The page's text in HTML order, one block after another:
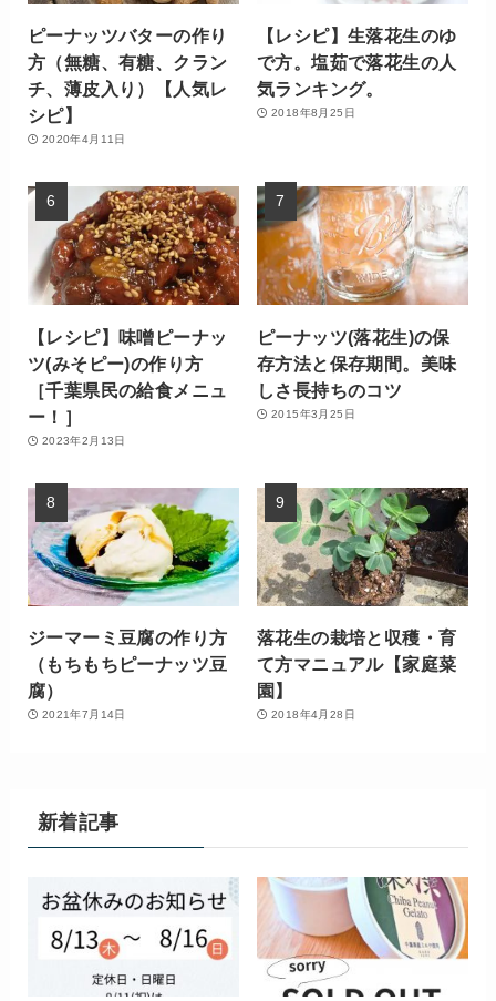
ピーナッツバターの作り
方（無糖、有糖、クラン
チ、薄皮入り）【人気レ
シピ】
2020年4月11日
【レシピ】生落花生のゆ
で方。塩茹で落花生の人
気ランキング。
2018年8月25日
【レシピ】味噌ピーナッ
ツ(みそピー)の作り方
［千葉県民の給食メニュ
ー！］
2023年2月13日
ピーナッツ(落花生)の保
存方法と保存期間。美味
しさ長持ちのコツ
2015年3月25日
ジーマーミ豆腐の作り方
（もちもちピーナッツ豆
腐）
2021年7月14日
落花生の栽培と収穫・育
て方マニュアル【家庭菜
園】
2018年4月28日
新着記事